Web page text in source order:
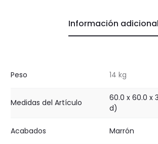
Información adicional
Peso 14 kg
Medidas del Artículo
60.0 x 60.0 x
d)
Acabados Marrón